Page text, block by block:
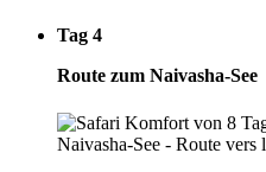
Tag 4
Route zum Naivasha-See